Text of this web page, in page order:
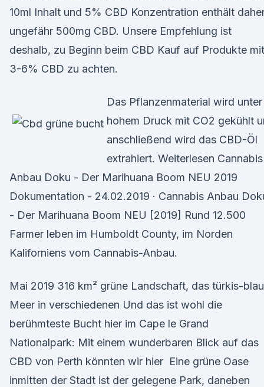
10ml Inhalt und 5% CBD Konzentration enthält
ungefähr 500mg CBD. Unsere Empfehlung ist
deshalb, zu Beginn beim CBD Kauf auf Produkte mit
3-6% CBD zu achten.
Das Pflanzenmaterial wird unter
hohem Druck mit CO2 gekühlt
anschließend wird das CBD-Öl
extrahiert. Weiterlesen Cannabis
Anbau Doku - Der Marihuana Boom NEU 2019
Dokumentation - 24.02.2019 · Cannabis Anbau
- Der Marihuana Boom NEU [2019] Rund 12.500
Farmer leben im Humboldt County, im Norden
Kaliforniens vom Cannabis-Anbau.
Mai 2019 316 km² grüne Landschaft, das türkis-
Meer in verschiedenen Und das ist wohl die
berühmteste Bucht hier im Cape le Grand
Nationalpark: Mit einem wunderbaren Blick auf das
CBD von Perth könnten wir hier Eine grüne Oase
inmitten der Stadt ist der gelegene Park, daneben